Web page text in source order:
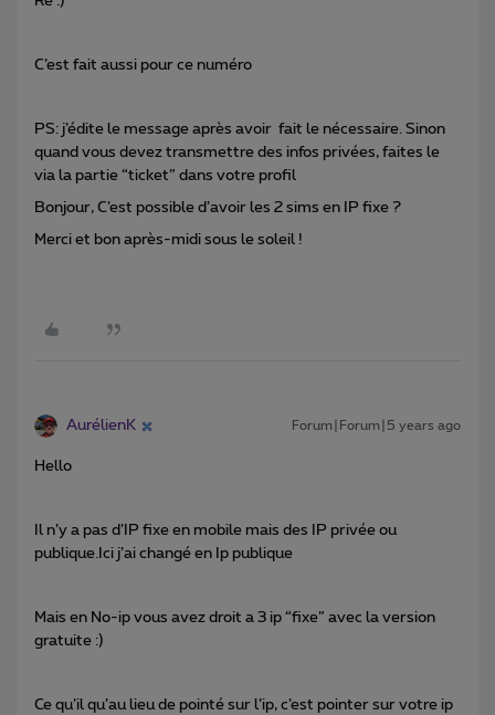
C’est fait aussi pour ce numéro
PS: j’édite le message après avoir fait le nécessaire. Sinon
quand vous devez transmettre des infos privées, faites le
via la partie “ticket” dans votre profil
Bonjour, C’est possible d’avoir les 2 sims en IP fixe ?
Merci et bon après-midi sous le soleil !
AurélienK Forum|Forum|5 years ago
Hello
Il n’y a pas d’IP fixe en mobile mais des IP privée ou
publique.Ici j’ai changé en Ip publique
Mais en No-ip vous avez droit a 3 ip “fixe” avec la version
gratuite :)
Ce qu’il qu’au lieu de pointé sur l’ip, c’est pointer sur votre ip